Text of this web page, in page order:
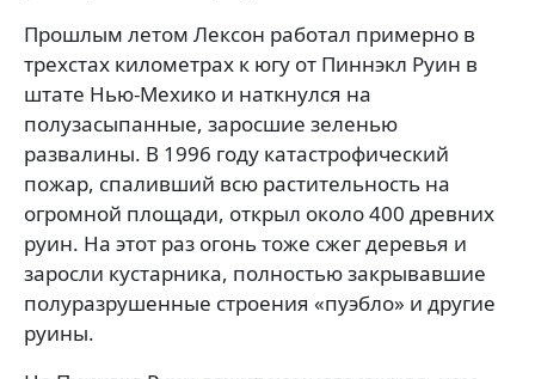
Прошлым летом Лексон работал примерно в
трехстах километрах к югу от Пиннэкл Руин в
штате Нью-Мехико и наткнулся на
полузасыпанные, заросшие зеленью
развалины. В 1996 году катастрофический
пожар, спаливший всю растительность на
огромной площади, открыл около 400 древних
руин. На этот раз огонь тоже сжег деревья и
заросли кустарника, полностью закрывавшие
полуразрушенные строения «пуэбло» и другие
руины.